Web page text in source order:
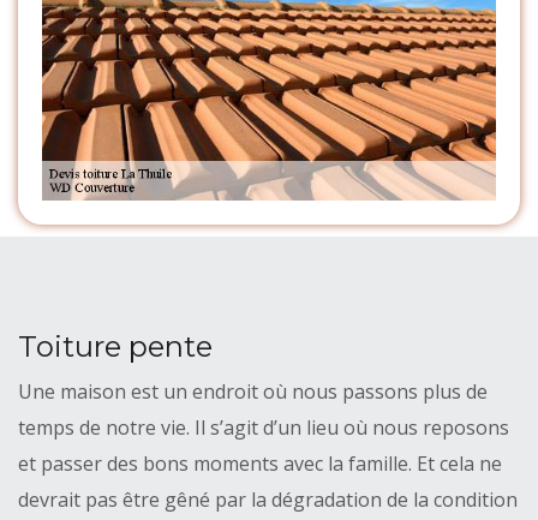
Toiture pente
Une maison est un endroit où nous passons plus de
temps de notre vie. Il s’agit d’un lieu où nous reposons
et passer des bons moments avec la famille. Et cela ne
devrait pas être gêné par la dégradation de la condition